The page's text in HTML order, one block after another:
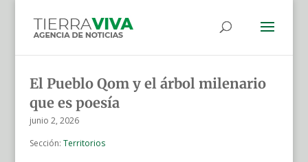
El Pueblo Qom y el árbol milenario
que es poesía
junio 2, 2026
Sección: Territorios